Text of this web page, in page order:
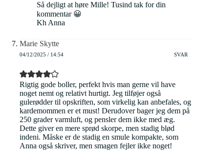
Så dejligt at høre Mille! Tusind tak for din
kommentar 😀
Kh Anna
Marie Skytte
04/12/2025 / 14:54 SVAR
Rigtig gode boller, perfekt hvis man gerne vil have
noget nemt og relativt hurtigt. Jeg tilføjer også
gulerødder til opskriften, som virkelig kan anbefales, og
kardemommen er et must! Derudover bager jeg dem på
250 grader varmluft, og pensler dem ikke med æg.
Dette giver en mere sprød skorpe, men stadig blød
indeni. Måske er de stadig en smule kompakte, som
Anna også skriver, men smagen fejler ikke noget!